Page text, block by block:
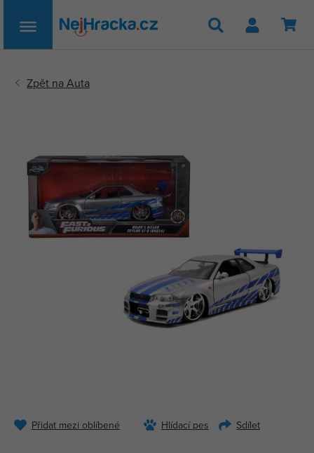
Hledat
Přidat mezi oblíbené Hlídací pes Sdílet